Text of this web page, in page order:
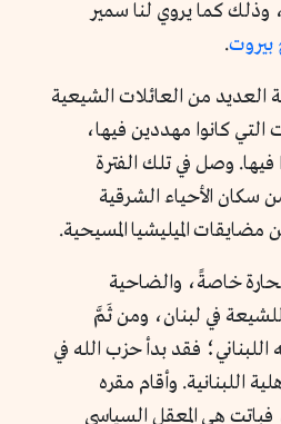
وذلك كما يروي لنا سمير
بيروت.
العديد من العائلات الشيعية
التي كانوا مهددين فيها،
فيها. وصل في تلك الفترة
150 ألفاً من سكان الأحياء الشرقية
مضايقات الميليشيا المسيحية.
خاصةً، والضاحية
في لبنان، ومن ثَمَّ
فقد بدأ حزب الله في
اللبنانية. وأقام مقره
هي المعقل السياسي